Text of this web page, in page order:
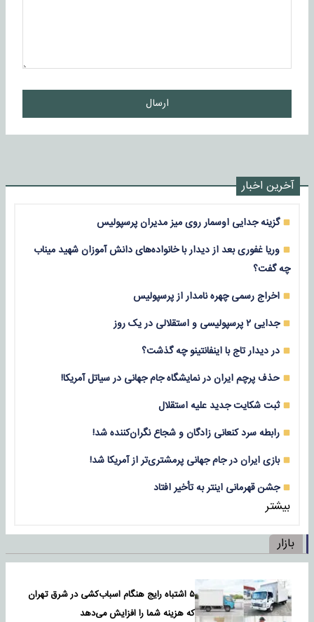
ارسال
آخرین اخبار
گزینه جدایی اوسمار روی میز مدیران پرسپولیس
وریا غفوری بعد از دیدار با خانواده‌های دانش آموزان شهید میناب
چه گفت؟
اخراج رسمی چهره نامدار از پرسپولیس
جدایی ۲ پرسپولیسی و استقلالی در یک روز
در دیدار تاج با اینفانتینو چه گذشت؟
حذف پرچم ایران در نمایشگاه جام جهانی در سیاتل آمریکا!
ثبت شکایت جدید علیه استقلال
رابطه سرد کنعانی زادگان و شجاع نگران‌کننده شد!
بازی‌ ایران در جام جهانی پرمشتری‌تر از آمریکا شد!
جشن قهرمانی اینتر به تأخیر افتاد
بیشتر
بازار
۵ اشتباه رایج هنگام اسباب‌کشی در شرق تهران
که هزینه شما را افزایش می‌دهد